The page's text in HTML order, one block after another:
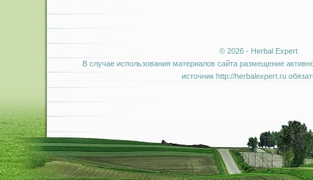
© 2026 - Herbal Expert
В случае использования материалов сайта размещение
источник http://herbalexpert.ru